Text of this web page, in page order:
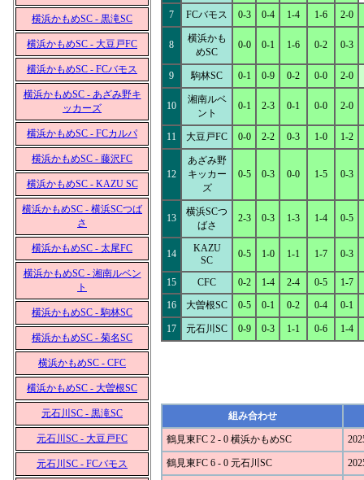
横浜かもめSC - 黒滝SC
横浜かもめSC - 大豆戸FC
横浜かもめSC - FCバモス
横浜かもめSC - あざみ野キ
ッカーズ
横浜かもめSC - FCカルパ
横浜かもめSC - 藤沢FC
横浜かもめSC - KAZU SC
横浜かもめSC - 横浜SCつば
さ
横浜かもめSC - 太尾FC
横浜かもめSC - 湘南ルベン
ト
横浜かもめSC - 駒林SC
横浜かもめSC - 菊名SC
横浜かもめSC - CFC
横浜かもめSC - 大曽根SC
元石川SC - 黒滝SC
元石川SC - 大豆戸FC
元石川SC - FCバモス
7 FCバモス 0-3 0-4 1-4 1-6 2-0
8
横浜かも
めSC
0-0 0-1 1-6 0-2 0-3
9 駒林SC 0-1 0-9 0-2 0-0 2-0
10
湘南ルベ
ント
0-1 2-3 0-1 0-0 2-0
11 大豆戸FC 0-0 2-2 0-3 1-0 1-2
12
あざみ野
キッカー
ズ
0-5 0-3 0-0 1-5 0-3
13
横浜SCつ
ばさ
2-3 0-3 1-3 1-4 0-5
14
KAZU
SC
0-5 1-0 1-1 1-7 0-3
15 CFC 0-2 1-4 2-4 0-5 1-7
16
大曽根SC 0-5 0-1 0-2 0-4 0-1
17 元石川SC 0-9 0-3 1-1 0-6 1-4
組み合わせ
鶴見東FC 2 - 0 横浜かもめSC
鶴見東FC 6 - 0 元石川SC